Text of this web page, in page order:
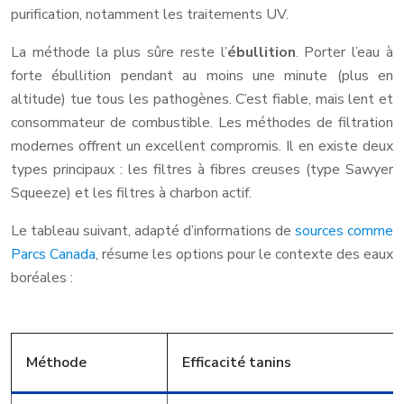
purification, notamment les traitements UV.
La méthode la plus sûre reste l’ébullition. Porter l’eau à
forte ébullition pendant au moins une minute (plus en
altitude) tue tous les pathogènes. C’est fiable, mais lent et
consommateur de combustible. Les méthodes de filtration
modernes offrent un excellent compromis. Il en existe deux
types principaux : les filtres à fibres creuses (type Sawyer
Squeeze) et les filtres à charbon actif.
Le tableau suivant, adapté d’informations de sources comme
Parcs Canada, résume les options pour le contexte des eaux
boréales :
Méthode Efficacité tanins